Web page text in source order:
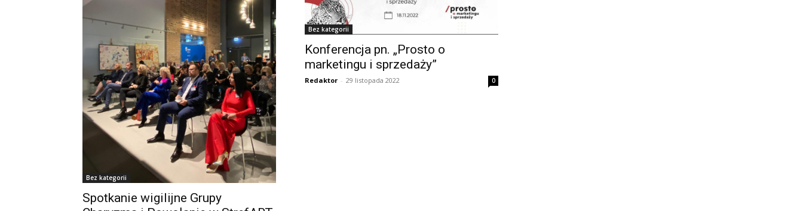
Bez kategorii
Spotkanie wigilijne Grupy
Bez kategorii
Konferencja pn. „Prosto o
marketingu i sprzedaży”
Redaktor - 29 listopada 2022 0